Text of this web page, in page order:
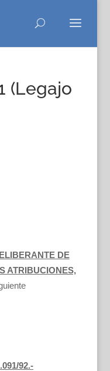
(Legajo
DE
ATRIBUCIONES,
92.-